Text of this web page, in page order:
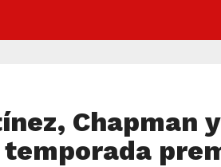
Chapman